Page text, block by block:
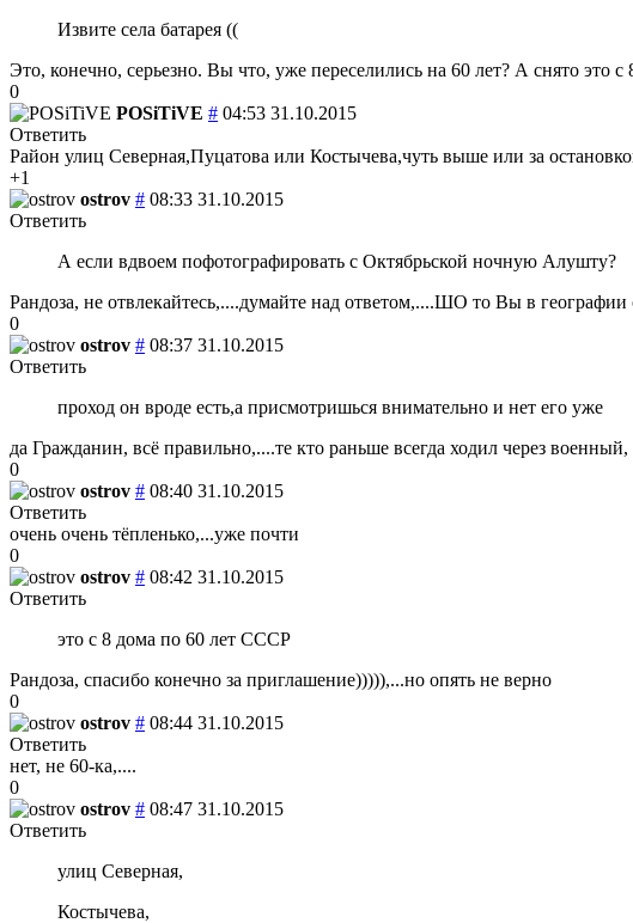
Извите села батарея ((
Это, конечно, серьезно. Вы что, уже переселились на 60 лет? А снято это
0
POSiTiVE # 04:53 31.10.2015
Ответить
Район улиц Северная,Пуцатова или Костычева,чуть выше или за
+1
ostrov # 08:33 31.10.2015
Ответить
А если вдвоем пофотографировать с Октябрьской ночную Алушту?
Рандоза, не отвлекайтесь,....думайте над ответом,....ШО то Вы в географии
0
ostrov # 08:37 31.10.2015
Ответить
проход он вроде есть,а присмотришься внимательно и нет его уже
да Гражданин, всё правильно,....те кто раньше всегда ходил через
0
ostrov # 08:40 31.10.2015
Ответить
очень очень тёпленько,...уже почти
0
ostrov # 08:42 31.10.2015
Ответить
это с 8 дома по 60 лет СССР
Рандоза, спасибо конечно за приглашение))))),...но опять не верно
0
ostrov # 08:44 31.10.2015
Ответить
нет, не 60-ка,....
0
ostrov # 08:47 31.10.2015
Ответить
улиц Северная,
Костычева,